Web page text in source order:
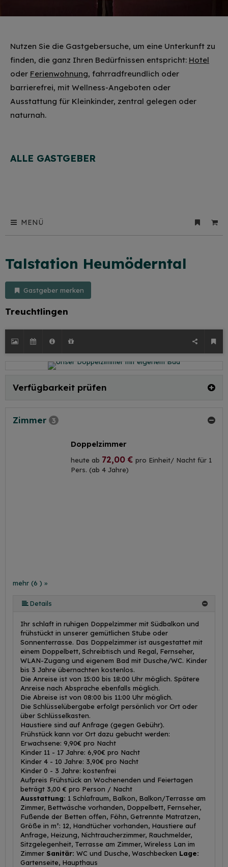
Nutzen Sie die Gastgebersuche, um eine Unterkunft zu
finden, die ganz Ihren Bedürfnissen entspricht: Hotel
oder Ferienwohnung, fahrradfreundlich oder
barrierefrei, mit Wellness-Angeboten oder
Ausstattung für Kleinkinder, zentral gelegen oder
naturnah.
ALLE GASTGEBER
MENÜ
Talstation Heumöderntal
Gastgeber merken
Treuchtlingen
Verfügbarkeit prüfen
Zimmer 3
mehr (6 ) »
mehr (6 ) »
mehr (6 ) »
Doppelzimmer
heute ab 72,00 € pro Einheit/ Nacht für 1
Pers. (ab 4 Jahre)
Details
Ihr schlaft in ruhigen Doppelzimmer mit Südbalkon und
frühstückt in unserer gemütlichen Stube oder
Sonnenterrasse. Das Doppelzimmer ist ausgestattet mit
einem Doppelbett, Schreibtisch und Regal, Fernseher,
WLAN-Zugang und eigenem Bad mit Dusche/WC. Kinder
bis 3 Jahre übernachten kostenlos.
Die Anreise ist von 15:00 bis 18:00 Uhr möglich. Spätere
Anreise nach Absprache ebenfalls möglich.
Die Abreise ist von 08:00 bis 11:00 Uhr möglich.
Die Schlüsselübergabe erfolgt persönlich vor Ort oder
über Schlüsselkasten.
Haustiere sind auf Anfrage (gegen Gebühr).
Frühstück kann vor Ort dazu gebucht werden:
Erwachsene: 9,90€ pro Nacht
Kinder 11 - 17 Jahre: 6,90€ pro Nacht
Kinder 4 - 10 Jahre: 3,90€ pro Nacht
Kinder 0 - 3 Jahre: kostenfrei
Aufpreis Frühstück an Wochenenden und Feiertagen
beträgt 3,00 € pro Person / Nacht
Ausstattung: 1 Schlafraum, Balkon, Balkon/Terrasse am
Zimmer, Bettwäsche vorhanden, Doppelbett, Fernseher,
Fußende der Betten offen, Föhn, Getrennte Matratzen,
Größe in m²: 12, Handtücher vorhanden, Haustiere auf
Anfrage, Heizung, Nichtraucherzimmer, Rauchmelder,
Sitzgelegenheit, Terrasse am Zimmer, Wireless Lan im
Zimmer Sanitär: WC und Dusche, Waschbecken Lage:
Gartenseite, Haupthaus